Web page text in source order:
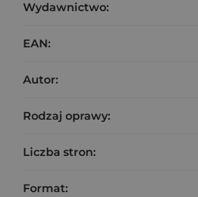
Wydawnictwo:
EAN:
Autor:
Rodzaj oprawy:
Liczba stron:
Format: